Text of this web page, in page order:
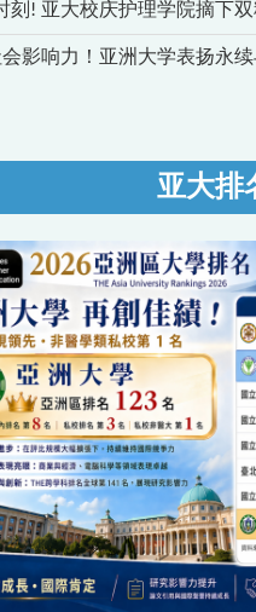
刻! 亚大校庆护理学院摘下
会影响力！亚洲大学表扬永续
亚大排